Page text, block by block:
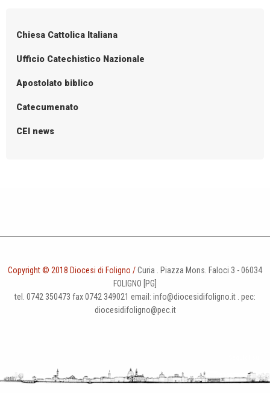
Chiesa Cattolica Italiana
Ufficio Catechistico Nazionale
Apostolato biblico
Catecumenato
CEI news
Copyright © 2018 Diocesi di Foligno /Curia . Piazza Mons. Faloci 3 - 06034
FOLIGNO [PG]
tel. 0742 350473 fax 0742 349021 email: info@diocesidifoligno.it . pec:
diocesidifoligno@pec.it